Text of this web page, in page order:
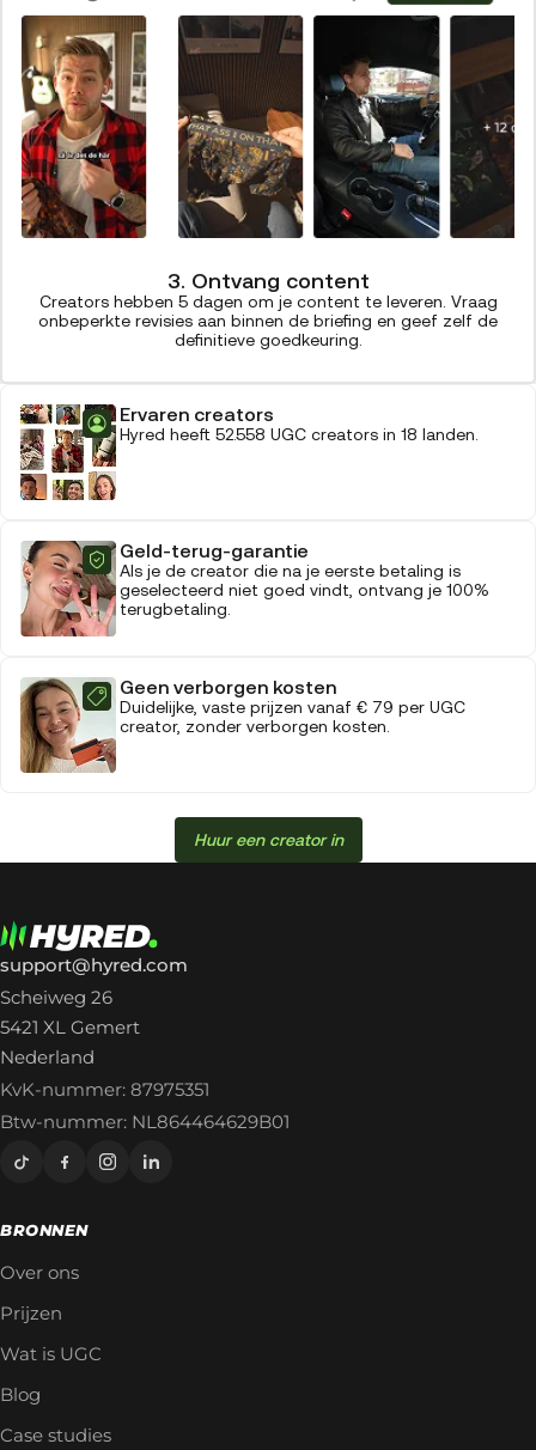
3. Ontvang content
Creators hebben 5 dagen om je content te leveren. Vraag
onbeperkte revisies aan binnen de briefing en geef zelf de
definitieve goedkeuring.
Ervaren creators
Hyred heeft 52.558 UGC creators in 18 landen.
Geld-terug-garantie
Als je de creator die na je eerste betaling is
geselecteerd niet goed vindt, ontvang je 100%
terugbetaling.
Geen verborgen kosten
Duidelijke, vaste prijzen vanaf € 79 per UGC
creator, zonder verborgen kosten.
Huur een creator in
support@hyred.com
Scheiweg 26
5421 XL Gemert
Nederland
KvK-nummer: 87975351
Btw-nummer: NL864464629B01
BRONNEN
Over ons
Prijzen
Wat is UGC
Blog
Case studies